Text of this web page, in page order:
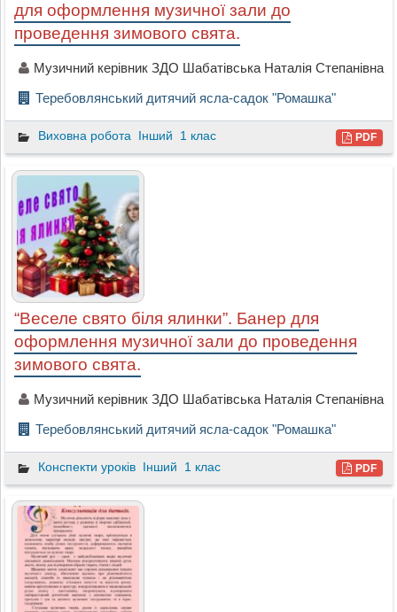
для оформлення музичної зали до
проведення зимового свята.
Музичний керівник ЗДО Шабатівська Наталія Степанівна
Теребовлянський дитячий ясла-садок "Ромашка"
Виховна робота Інший 1 клас PDF
“Веселе свято біля ялинки”. Банер для
оформлення музичної зали до проведення
зимового свята.
Музичний керівник ЗДО Шабатівська Наталія Степанівна
Теребовлянський дитячий ясла-садок "Ромашка"
Конспекти уроків Інший 1 клас PDF